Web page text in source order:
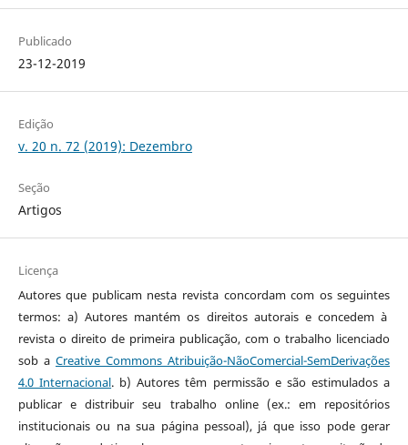
Publicado
23-12-2019
Edição
v. 20 n. 72 (2019): Dezembro
Seção
Artigos
Licença
Autores que publicam nesta revista concordam com os seguintes
termos: a) Autores mantém os direitos autorais e concedem à
revista o direito de primeira publicação, com o trabalho licenciado
sob a Creative Commons Atribuição-NãoComercial-SemDerivações
4.0 Internacional. b) Autores têm permissão e são estimulados a
publicar e distribuir seu trabalho online (ex.: em repositórios
institucionais ou na sua página pessoal), já que isso pode gerar